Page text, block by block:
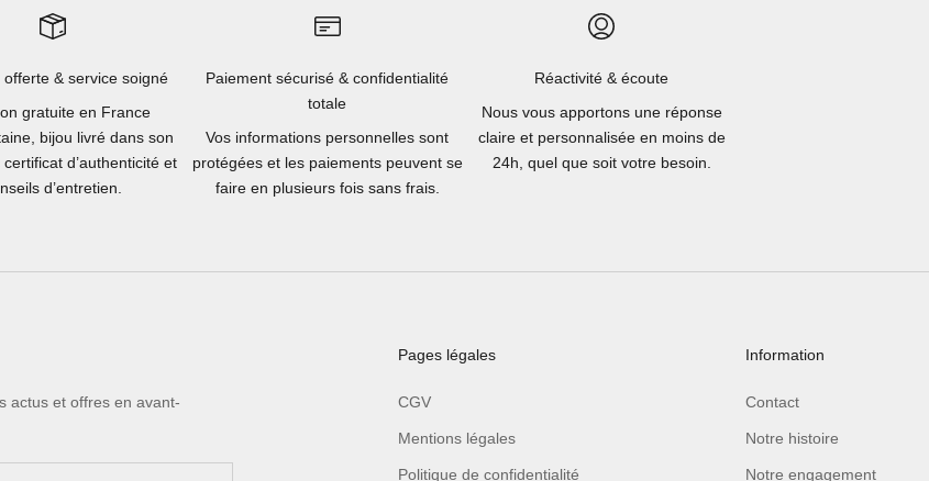
offerte & service soigné
gratuite en France
bijou livré dans son
d’authenticité et
d’entretien.
Paiement sécurisé & confidentialité
totale
Vos informations personnelles sont
protégées et les paiements peuvent se
faire en plusieurs fois sans frais.
Réactivité & écoute
Nous vous apportons une réponse
claire et personnalisée en moins de
24h, quel que soit votre besoin.
actus et offres en avant-
Pages légales
CGV
Mentions légales
Politique de confidentialité
Information
Contact
Notre histoire
Notre engagement